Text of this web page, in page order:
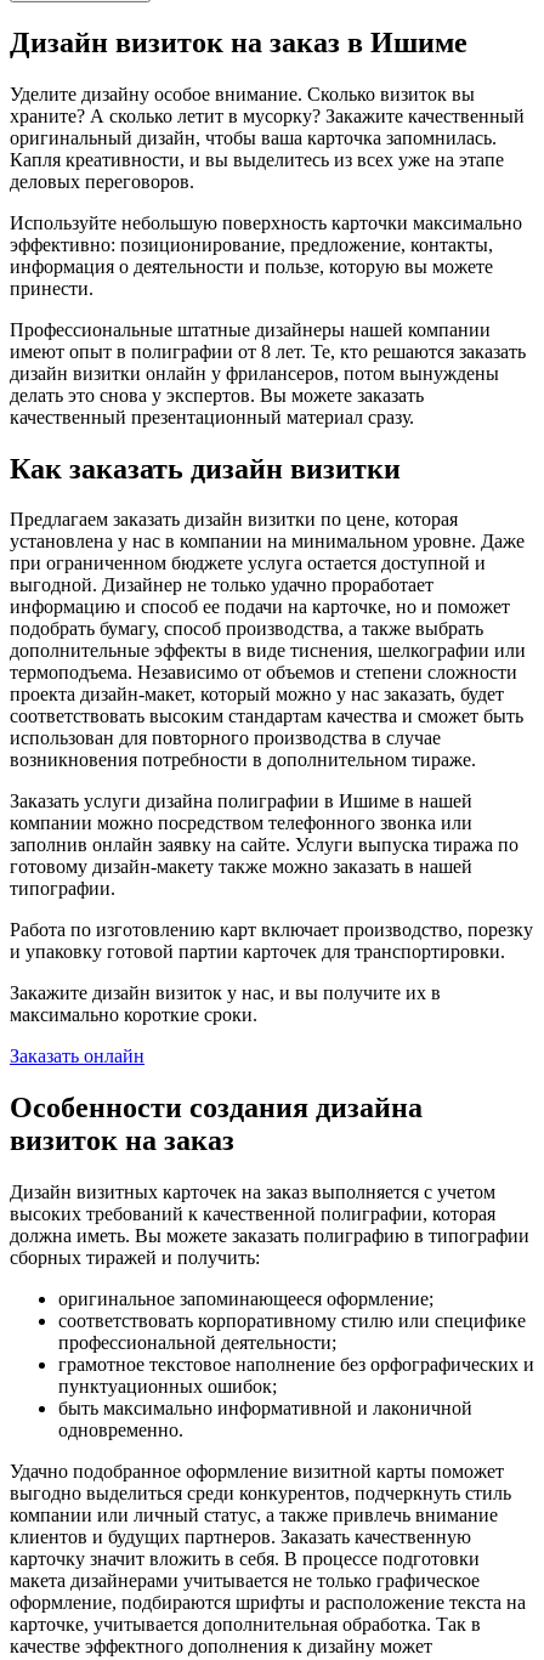
Дизайн визиток на заказ в Ишиме
Уделите дизайну особое внимание. Сколько визиток вы
храните? А сколько летит в мусорку? Закажите качественный
оригинальный дизайн, чтобы ваша карточка запомнилась.
Капля креативности, и вы выделитесь из всех уже на этапе
деловых переговоров.
Используйте небольшую поверхность карточки максимально
эффективно: позиционирование, предложение, контакты,
информация о деятельности и пользе, которую вы можете
принести.
Профессиональные штатные дизайнеры нашей компании
имеют опыт в полиграфии от 8 лет. Те, кто решаются заказать
дизайн визитки онлайн у фрилансеров, потом вынуждены
делать это снова у экспертов. Вы можете заказать
качественный презентационный материал сразу.
Как заказать дизайн визитки
Предлагаем заказать дизайн визитки по цене, которая
установлена у нас в компании на минимальном уровне. Даже
при ограниченном бюджете услуга остается доступной и
выгодной. Дизайнер не только удачно проработает
информацию и способ ее подачи на карточке, но и поможет
подобрать бумагу, способ производства, а также выбрать
дополнительные эффекты в виде тиснения, шелкографии или
термоподъема. Независимо от объемов и степени сложности
проекта дизайн-макет, который можно у нас заказать, будет
соответствовать высоким стандартам качества и сможет быть
использован для повторного производства в случае
возникновения потребности в дополнительном тираже.
Заказать услуги дизайна полиграфии в Ишиме в нашей
компании можно посредством телефонного звонка или
заполнив онлайн заявку на сайте. Услуги выпуска тиража по
готовому дизайн-макету также можно заказать в нашей
типографии.
Работа по изготовлению карт включает производство, порезку
и упаковку готовой партии карточек для транспортировки.
Закажите дизайн визиток у нас, и вы получите их в
максимально короткие сроки.
Заказать онлайн
Особенности создания дизайна
визиток на заказ
Дизайн визитных карточек на заказ выполняется с учетом
высоких требований к качественной полиграфии, которая
должна иметь. Вы можете заказать полиграфию в типографии
сборных тиражей и получить:
оригинальное запоминающееся оформление;
соответствовать корпоративному стилю или специфике
профессиональной деятельности;
грамотное текстовое наполнение без орфографических и
пунктуационных ошибок;
быть максимально информативной и лаконичной
одновременно.
Удачно подобранное оформление визитной карты поможет
выгодно выделиться среди конкурентов, подчеркнуть стиль
компании или личный статус, а также привлечь внимание
клиентов и будущих партнеров. Заказать качественную
карточку значит вложить в себя. В процессе подготовки
макета дизайнерами учитывается не только графическое
оформление, подбираются шрифты и расположение текста на
карточке, учитывается дополнительная обработка. Так в
качестве эффектного дополнения к дизайну может